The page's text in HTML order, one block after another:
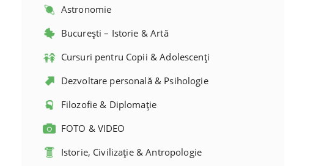
Astronomie
București – Istorie & Artă
Cursuri pentru Copii & Adolescenți
Dezvoltare personală & Psihologie
Filozofie & Diplomație
FOTO & VIDEO
Istorie, Civilizație & Antropologie